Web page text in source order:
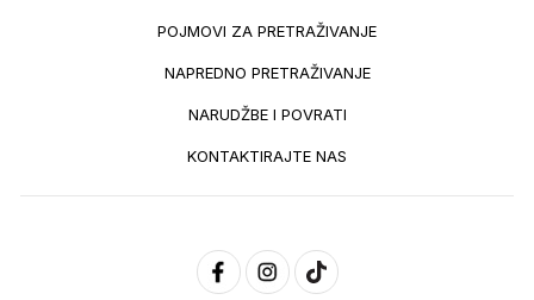
POJMOVI ZA PRETRAŽIVANJE
NAPREDNO PRETRAŽIVANJE
NARUDŽBE I POVRATI
KONTAKTIRAJTE NAS